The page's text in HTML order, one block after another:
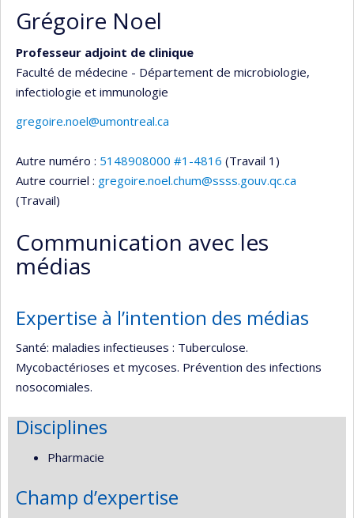
Grégoire Noel
Professeur adjoint de clinique
Faculté de médecine - Département de microbiologie,
infectiologie et immunologie
gregoire.noel@umontreal.ca
Autre numéro : 5148908000 #1-4816 (Travail 1)
Autre courriel : gregoire.noel.chum@ssss.gouv.qc.ca
(Travail)
Communication avec les
médias
Expertise à l’intention des médias
Santé: maladies infectieuses : Tuberculose.
Mycobactérioses et mycoses. Prévention des infections
nosocomiales.
Disciplines
Pharmacie
Champ d’expertise